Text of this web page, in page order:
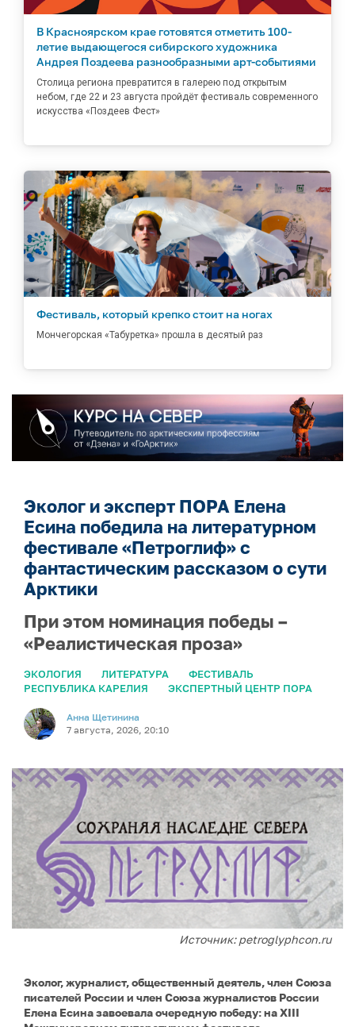
В Красноярском крае готовятся отметить 100-
летие выдающегося сибирского художника
Андрея Поздеева разнообразными арт-событиями
Столица региона превратится в галерею под открытым
небом, где 22 и 23 августа пройдёт фестиваль современного
искусства «Поздеев Фест»
Фестиваль, который крепко стоит на ногах
Мончегорская «Табуретка» прошла в десятый раз
Эколог и эксперт ПОРА Елена
Есина победила на литературном
фестивале «Петроглиф» с
фантастическим рассказом о сути
Арктики
При этом номинация победы –
«Реалистическая проза»
ЭКОЛОГИЯ ЛИТЕРАТУРА
ФЕСТИВАЛЬ
РЕСПУБЛИКА КАРЕЛИЯ
ЭКСПЕРТНЫЙ ЦЕНТР ПОРА
Анна Щетинина
7 августа, 2026, 20:10
Источник: petroglyphcon.ru
Эколог, журналист, общественный деятель, член Союза
писателей России и член Союза журналистов России
Елена Есина завоевала очередную победу: на XIII